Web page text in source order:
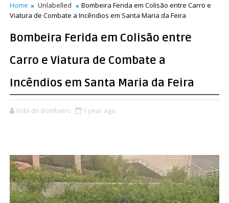
Home Unlabelled
Bombeira Ferida em Colisão entre Carro e
Viatura de Combate a Incêndios em Santa Maria da Feira
Bombeira Ferida em Colisão entre
Carro e Viatura de Combate a
Incêndios em Santa Maria da Feira
Vida de Bombeiro 1 year ago